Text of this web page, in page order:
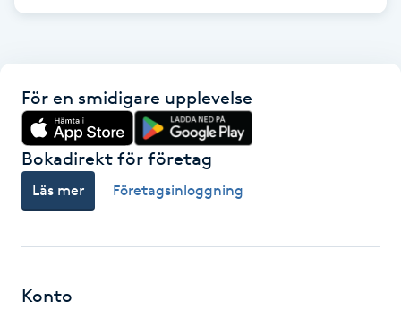
Hollywood Peel
Hot Stone Massage
Hot yoga
Huduppstramning
För en smidigare upplevelse
Bokadirekt för företag
Läs mer Företagsinloggning
Konto